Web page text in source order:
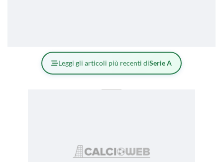
Leggi gli articoli più recenti diSerie A